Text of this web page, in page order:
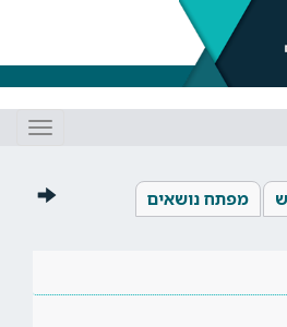
מפתח נושאים